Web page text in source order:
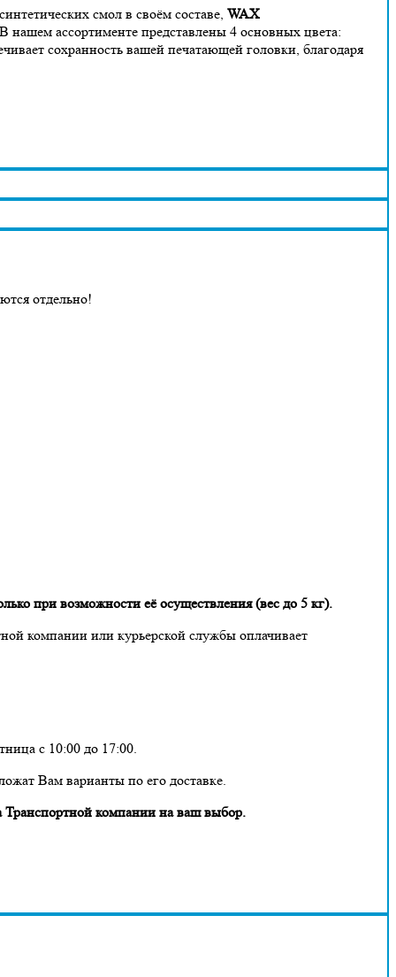
смол в своём составе, WAX
ассортименте представлены 4 основных цвета:
сохранность вашей печатающей головки, благодаря
отдельно!
при возможности её осуществления (вес до 5 кг).
компании или курьерской службы оплачивает
с 10:00 до 17:00.
Вам варианты по его доставке.
компании на ваш выбор.